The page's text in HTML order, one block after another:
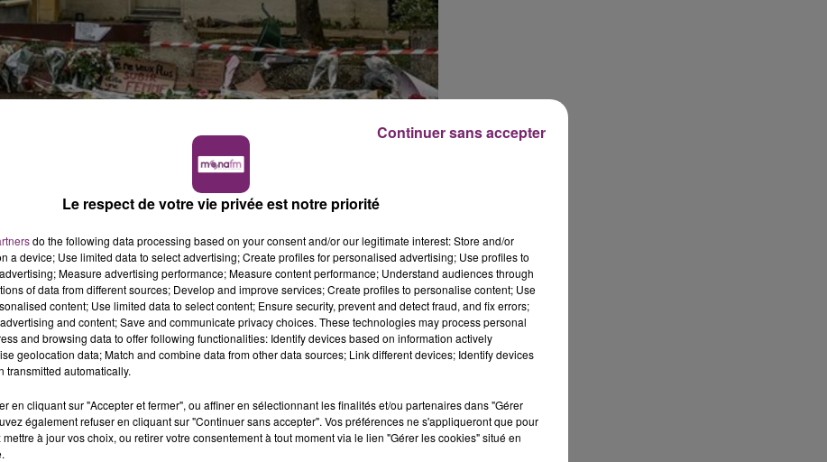
discipline, après le féminicide de Chahinez, à Mérignac, en
pleine rue, par son mari qui venait de sortir de prison où il
Ce sont 4 officiers et commissaires qui sont convoqués à
des manquements administratifs. Chahinez avait déposé
Le respect de votre vie privée est notre priorité
do the following data processing based on your consent and/or our legitimate interest: Store and/or
a device; Use limited data to select advertising; Create profiles for personalised advertising; Use profiles to
Measure advertising performance; Measure content performance; Understand audiences through
of data from different sources; Develop and improve services; Create profiles to personalise content; Use
content; Use limited data to select content; Ensure security, prevent and detect fraud, and fix errors;
and content; Save and communicate privacy choices. These technologies may process personal
and browsing data to offer following functionalities: Identify devices based on information actively
geolocation data; Match and combine data from other data sources; Link different devices; Identify devices
transmitted automatically.
en cliquant sur "Accepter et fermer", ou affiner en sélectionnant les finalités et/ou partenaires dans "Gérer
également refuser en cliquant sur "Continuer sans accepter". Vos préférences ne s'appliqueront que pour
à jour vos choix, ou retirer votre consentement à tout moment via le lien "Gérer les cookies" situé en
Continuer sans accepter